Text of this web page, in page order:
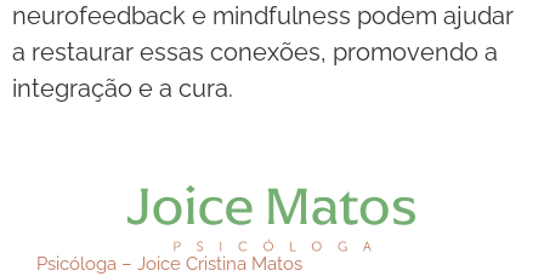
neurofeedback e mindfulness podem ajudar
a restaurar essas conexões, promovendo a
integração e a cura.
Psicóloga – Joice Cristina Matos